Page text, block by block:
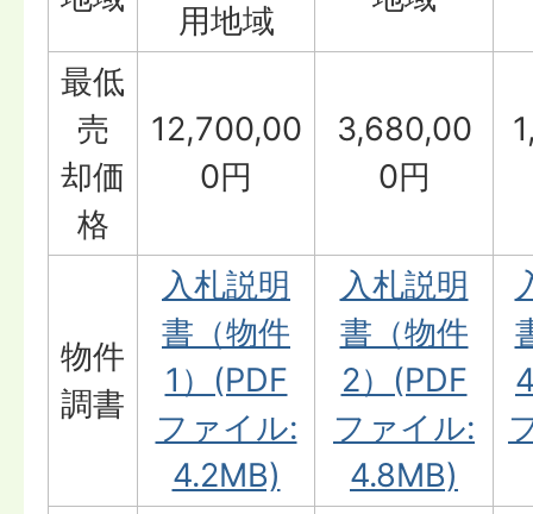
用地域
最低
売
却価
格
12,700,00
0円
3,680,00
0円
物件
調書
入札説明
書（物件
1）(PDF
ファイル:
4.2MB)
入札説明
書（物件
2）(PDF
ファイル:
4.8MB)